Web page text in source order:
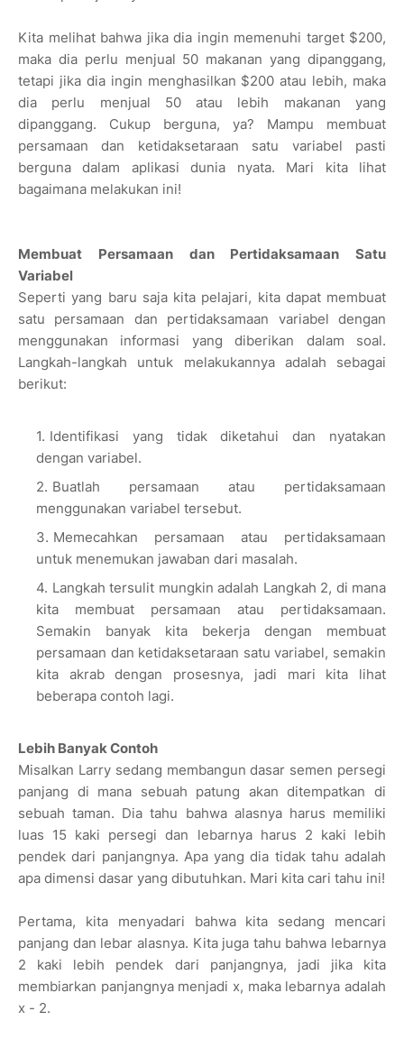
Kita melihat bahwa jika dia ingin memenuhi target $200,
maka dia perlu menjual 50 makanan yang dipanggang,
tetapi jika dia ingin menghasilkan $200 atau lebih, maka
dia perlu menjual 50 atau lebih makanan yang
dipanggang. Cukup berguna, ya? Mampu membuat
persamaan dan ketidaksetaraan satu variabel pasti
berguna dalam aplikasi dunia nyata. Mari kita lihat
bagaimana melakukan ini!
Membuat Persamaan dan Pertidaksamaan Satu
Variabel
Seperti yang baru saja kita pelajari, kita dapat membuat
satu persamaan dan pertidaksamaan variabel dengan
menggunakan informasi yang diberikan dalam soal.
Langkah-langkah untuk melakukannya adalah sebagai
berikut:
Identifikasi yang tidak diketahui dan nyatakan
dengan variabel.
Buatlah persamaan atau pertidaksamaan
menggunakan variabel tersebut.
Memecahkan persamaan atau pertidaksamaan
untuk menemukan jawaban dari masalah.
Langkah tersulit mungkin adalah Langkah 2, di mana
kita membuat persamaan atau pertidaksamaan.
Semakin banyak kita bekerja dengan membuat
persamaan dan ketidaksetaraan satu variabel, semakin
kita akrab dengan prosesnya, jadi mari kita lihat
beberapa contoh lagi.
Lebih Banyak Contoh
Misalkan Larry sedang membangun dasar semen persegi
panjang di mana sebuah patung akan ditempatkan di
sebuah taman. Dia tahu bahwa alasnya harus memiliki
luas 15 kaki persegi dan lebarnya harus 2 kaki lebih
pendek dari panjangnya. Apa yang dia tidak tahu adalah
apa dimensi dasar yang dibutuhkan. Mari kita cari tahu ini!
Pertama, kita menyadari bahwa kita sedang mencari
panjang dan lebar alasnya. Kita juga tahu bahwa lebarnya
2 kaki lebih pendek dari panjangnya, jadi jika kita
membiarkan panjangnya menjadi x, maka lebarnya adalah
x - 2.